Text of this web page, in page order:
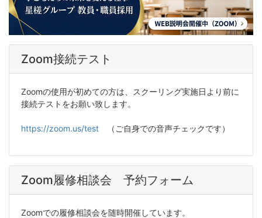
Zoom接続テスト
Zoomの使用が初めての方は、スクーリング実施日より前に
接続テストをお願い致します。
https://zoom.us/test （ご自身での音声チェックです）
Zoom履修相談会 予約フォーム
Zoomでの履修相談会を随時開催しています。